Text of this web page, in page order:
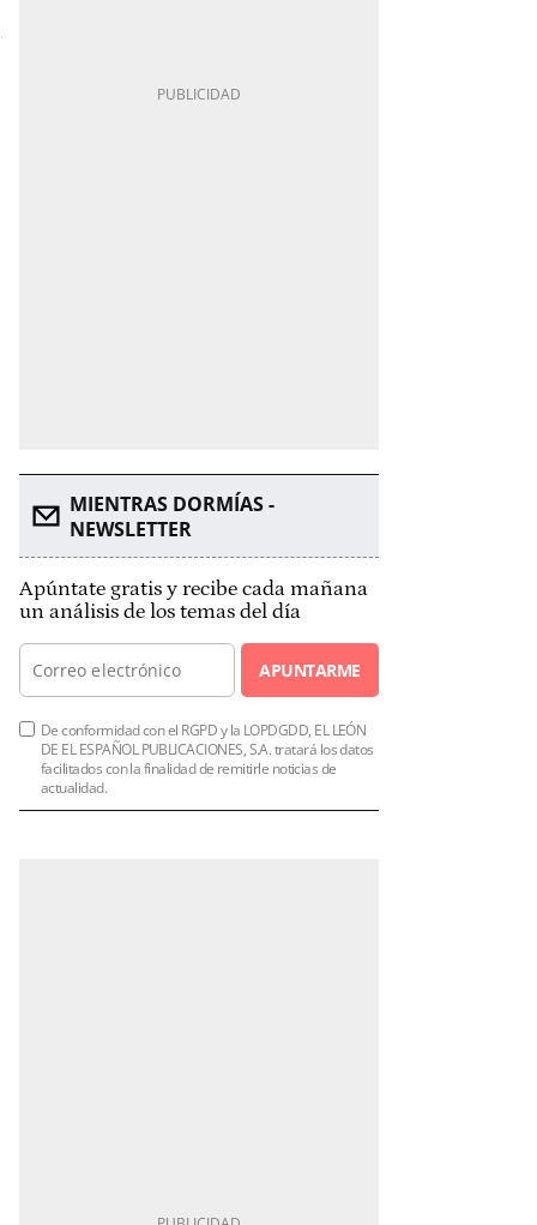
MIENTRAS DORMÍAS -
NEWSLETTER
Apúntate gratis y recibe cada mañana
un análisis de los temas del día
APUNTARME
De conformidad con el RGPD y la LOPDGDD, EL LEÓN
DE EL ESPAÑOL PUBLICACIONES, S.A. tratará los datos
facilitados con la finalidad de remitirle noticias de
actualidad.